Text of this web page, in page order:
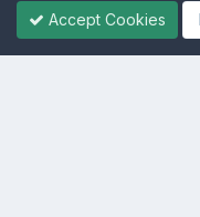
Recentemente
Accept Cookies